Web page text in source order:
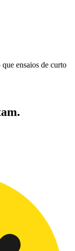
ensaios de curto